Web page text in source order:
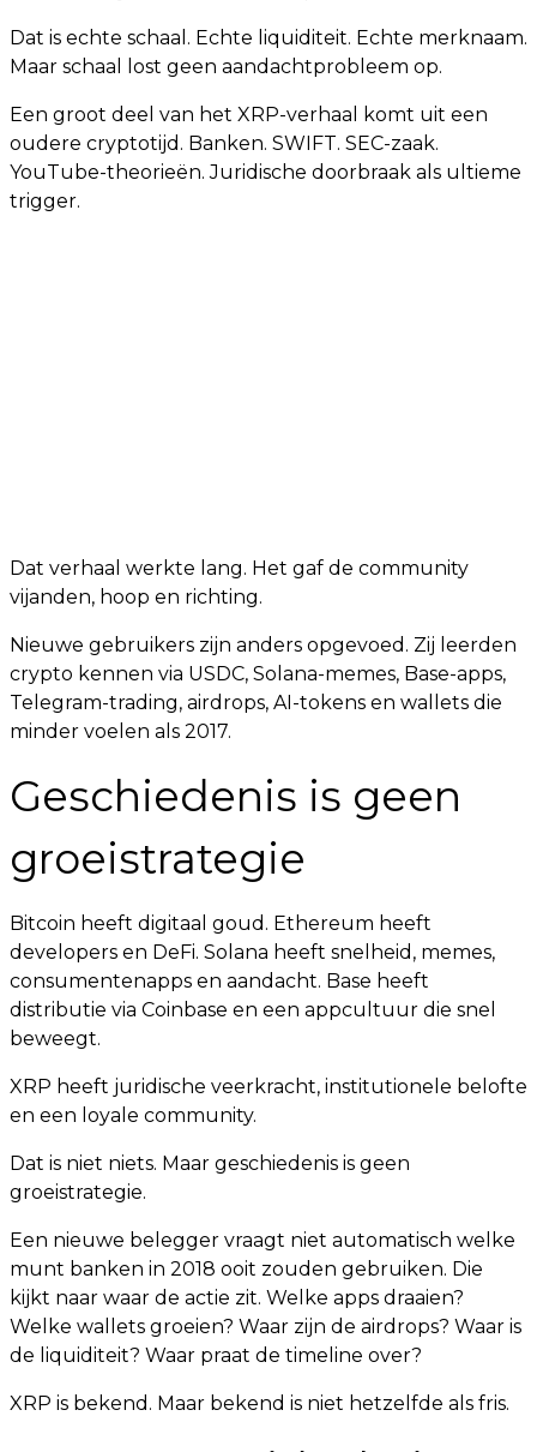
Dat is echte schaal. Echte liquiditeit. Echte merknaam.
Maar schaal lost geen aandachtprobleem op.
Een groot deel van het XRP-verhaal komt uit een
oudere cryptotijd. Banken. SWIFT. SEC-zaak.
YouTube-theorieën. Juridische doorbraak als ultieme
trigger.
Dat verhaal werkte lang. Het gaf de community
vijanden, hoop en richting.
Nieuwe gebruikers zijn anders opgevoed. Zij leerden
crypto kennen via USDC, Solana-memes, Base-apps,
Telegram-trading, airdrops, AI-tokens en wallets die
minder voelen als 2017.
Geschiedenis is geen
groeistrategie
Bitcoin heeft digitaal goud. Ethereum heeft
developers en DeFi. Solana heeft snelheid, memes,
consumentenapps en aandacht. Base heeft
distributie via Coinbase en een appcultuur die snel
beweegt.
XRP heeft juridische veerkracht, institutionele belofte
en een loyale community.
Dat is niet niets. Maar geschiedenis is geen
groeistrategie.
Een nieuwe belegger vraagt niet automatisch welke
munt banken in 2018 ooit zouden gebruiken. Die
kijkt naar waar de actie zit. Welke apps draaien?
Welke wallets groeien? Waar zijn de airdrops? Waar is
de liquiditeit? Waar praat de timeline over?
XRP is bekend. Maar bekend is niet hetzelfde als fris.